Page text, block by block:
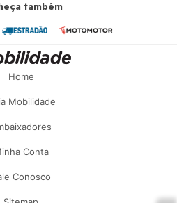
também
Home
Mobilidade
Conta
Conosco